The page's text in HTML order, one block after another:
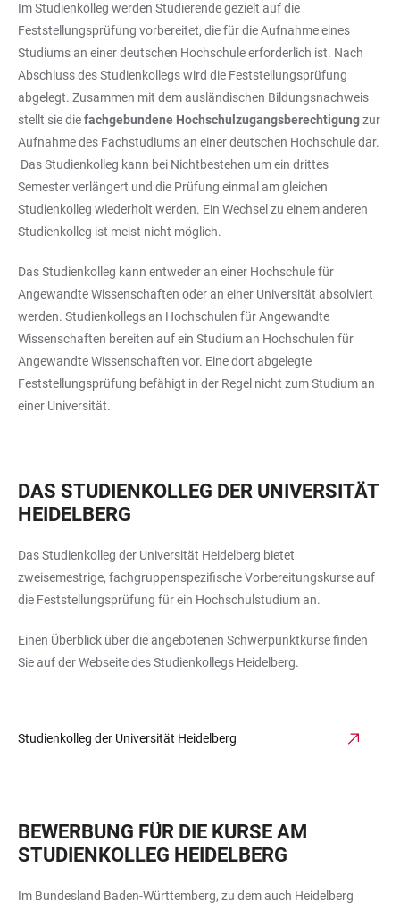
Im Studienkolleg werden Studierende gezielt auf die
Feststellungsprüfung vorbereitet, die für die Aufnahme eines
Studiums an einer deutschen Hochschule erforderlich ist. Nach
Abschluss des Studienkollegs wird die Feststellungsprüfung
abgelegt. Zusammen mit dem ausländischen Bildungsnachweis
stellt sie diefachgebundene Hochschulzugangsberechtigungzur
Aufnahme des Fachstudiums an einer deutschen Hochschule dar.
Das Studienkolleg kann bei Nichtbestehen um ein drittes
Semester verlängert und die Prüfung einmal am gleichen
Studienkolleg wiederholt werden. Ein Wechsel zu einem anderen
Studienkolleg ist meist nicht möglich.
Das Studienkolleg kann entweder an einer Hochschule für
Angewandte Wissenschaften oder an einer Universität absolviert
werden. Studienkollegs an Hochschulen für Angewandte
Wissenschaften bereiten auf ein Studium an Hochschulen für
Angewandte Wissenschaften vor. Eine dort abgelegte
Feststellungsprüfung befähigt in der Regel nicht zum Studium an
einer Universität.
DAS STUDIENKOLLEG DER UNIVERSITÄT
HEIDELBERG
Das Studienkolleg der Universität Heidelberg bietet
zweisemestrige, fachgruppenspezifische Vorbereitungskurse auf
die Feststellungsprüfung für ein Hochschulstudium an.
Einen Überblick über die angebotenen Schwerpunktkurse finden
Sie auf der Webseite des Studienkollegs Heidelberg.
Studienkolleg der Universität Heidelberg
BEWERBUNG FÜR DIE KURSE AM
STUDIENKOLLEG HEIDELBERG
Im Bundesland Baden-Württemberg, zu dem auch Heidelberg